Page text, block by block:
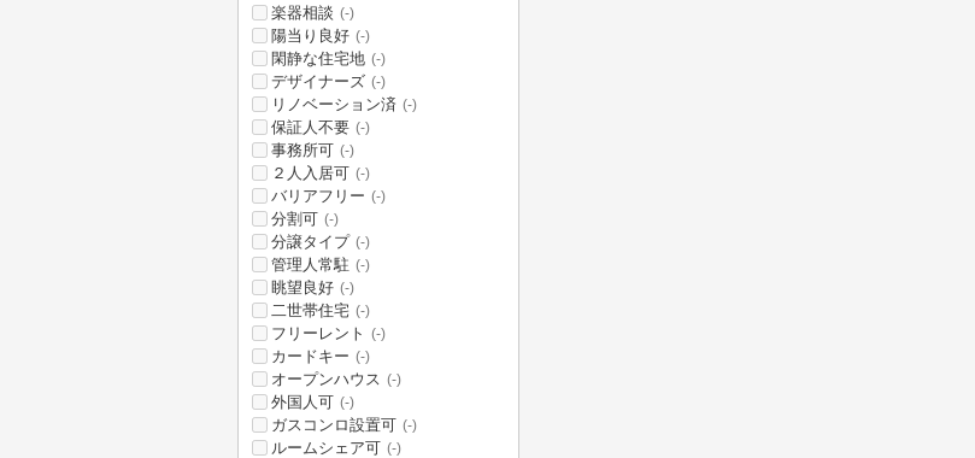
楽器相談 (-)
陽当り良好 (-)
閑静な住宅地 (-)
デザイナーズ (-)
リノベーション済 (-)
保証人不要 (-)
事務所可 (-)
２人入居可 (-)
バリアフリー (-)
分割可 (-)
分譲タイプ (-)
管理人常駐 (-)
眺望良好 (-)
二世帯住宅 (-)
フリーレント (-)
カードキー (-)
オープンハウス (-)
外国人可 (-)
ガスコンロ設置可 (-)
ルームシェア可 (-)